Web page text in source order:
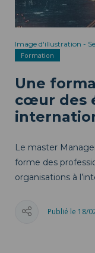
Image d'illustration -
Formation
Une
cœur des
Le master
forme des
organisations à
Publié le 18/